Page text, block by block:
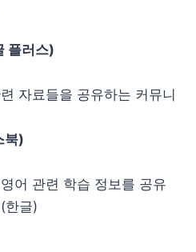
플러스)
자료들을 공유하는 커뮤니
북)
어 관련 학습 정보를 공유
한글)